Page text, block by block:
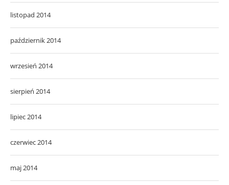
listopad 2014
październik 2014
wrzesień 2014
sierpień 2014
lipiec 2014
czerwiec 2014
maj 2014